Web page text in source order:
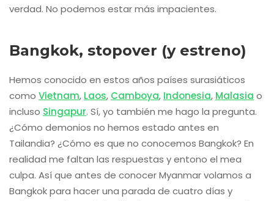
verdad. No podemos estar más impacientes.
Bangkok, stopover (y estreno)
Hemos conocido en estos años países surasiáticos
como Vietnam, Laos, Camboya, Indonesia, Malasia o
incluso Singapur. Sí, yo también me hago la pregunta.
¿Cómo demonios no hemos estado antes en
Tailandia? ¿Cómo es que no conocemos Bangkok? En
realidad me faltan las respuestas y entono el mea
culpa. Así que antes de conocer Myanmar volamos a
Bangkok para hacer una parada de cuatro días y